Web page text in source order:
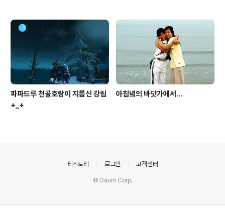
파파드루 천골호랑이 지름신 강림
+_+
아침녘의 바닷가에서...
티스토리 로그인 고객센터
© Daum Corp.